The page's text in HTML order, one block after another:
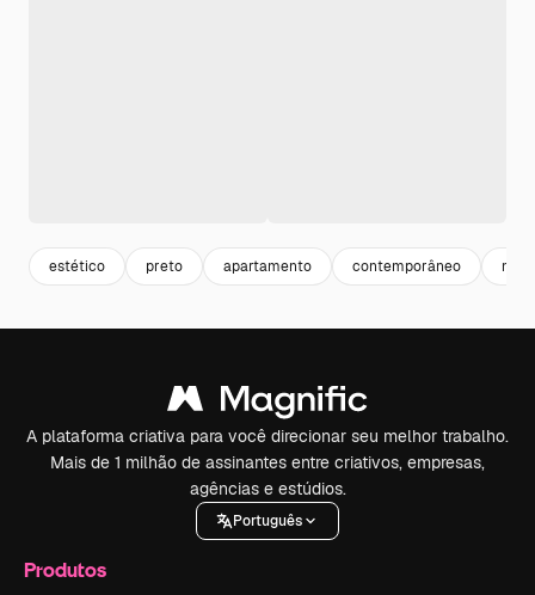
estético preto apartamento contemporâneo
A plataforma criativa para você direcionar seu melhor trabalho.
Mais de 1 milhão de assinantes entre criativos, empresas,
agências e estúdios.
Português
Produtos